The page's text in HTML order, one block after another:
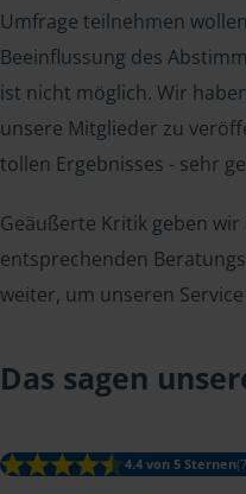
Umfrage teilnehmen
Beeinflussung des
ist nicht möglich. Wir
unsere Mitglieder zu
tollen Ergebnisses - sehr
Geäußerte Kritik geben wir
entsprechenden
weiter, um unseren
Das sagen
4.4 von 5 Sternen